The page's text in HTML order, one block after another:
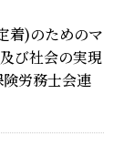
着)のためのマ
び社会の実現
労務士会連